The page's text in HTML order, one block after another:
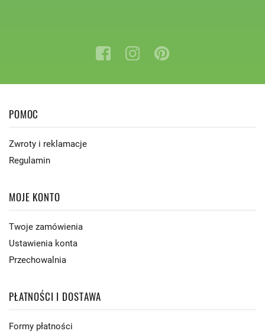
POMOC
Zwroty i reklamacje
Regulamin
MOJE KONTO
Twoje zamówienia
Ustawienia konta
Przechowalnia
PŁATNOŚCI I DOSTAWA
Formy płatności